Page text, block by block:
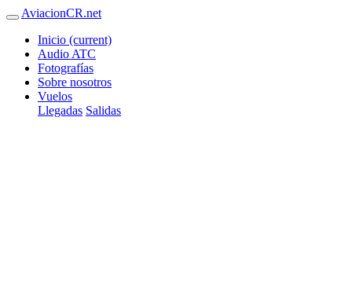
AviacionCR.net
Inicio (current)
Audio ATC
Fotografías
Sobre nosotros
Vuelos
Llegadas Salidas